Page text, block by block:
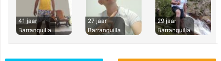
41 jaar
Barranquilla
27 jaar
Barranquilla
29 jaar
Barranquilla